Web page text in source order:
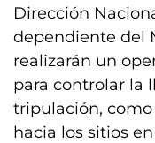
Dirección
dependiente del
realizarán un
para controlar la
tripulación,
hacia los sitios